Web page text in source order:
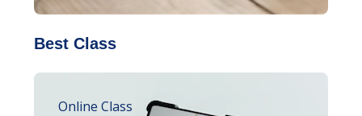
Best Class
Online Class